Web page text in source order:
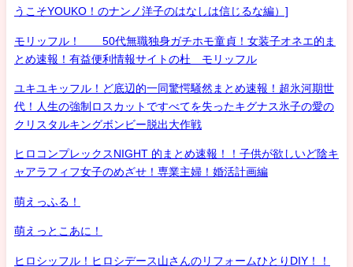
うこそYOUKO！のナンノ洋子のはなしは信じるな編）]
モリッフル！ 50代無職独身ガチホモ童貞！女装子オネエ的ま
とめ速報！有益便利情報サイトの杜 モリッフル
ユキユキッフル！ど底辺的一同驚愕騒然まとめ速報！超氷河期世
代！人生の強制ロスカットですべてを失ったキグナス氷子の愛の
クリスタルキングボンビー脱出大作戦
ヒロコンプレックスNIGHT 的まとめ速報！！子供が欲しいど陰キ
ャアラフィフ女子のめざせ！専業主婦！婚活計画編
萌えっふる！
萌えっとこあに！
ヒロシッフル！ヒロシデース山さんのリフォームひとりDIY！！